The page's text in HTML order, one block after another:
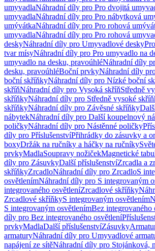
umyvadlaNáhradní díly pro Pro dvojitá
umyvadlaNáhradní díly pro Pro nábytková
umývátkaNáhradní díly pro Pro rohová
umyvadlaNáhradní díly pro Pro rohová
deskyNáhradní díly pro Umyvadlové desky
tvar mísyNáhradní díly pro Pro umyvadlo na
umyvadlo na desku, pravoúhléNáhradní díly
desku, pravoúhléBoční prvkyNáhradní díly
boční skříňkyNáhradní díly pro Nízké boční
skříňNáhradní díly pro Vysoká skříňStředně
skříňkyNáhradní díly pro Středně vysoké
skříňkyNáhradní díly pro Závěsné skříňky
nábytekNáhradní díly pro Další koupelnový
poličkyNáhradní díly pro Nástěnné poličky
díly pro PříslušenstvíPřihrádky do zásuvky a
boxyDržák na ručníky a háčky na ručníky
prvkyMadlaSoupravy nožičekMagnetické
díly pro ZásuvkyDalší příslušenstvíZrcadla a
skříňkyZrcadloNáhradní díly pro ZrcadloS
osvětlenímNáhradní díly pro S integrovaným
integrovaného osvětleníZrcadlové skříňky
Zrcadlové skříňkyS integrovaným osvětlením
S integrovaným osvětlenímBez integrovaného
díly pro Bez integrovaného osvětlení
prvkyMadlaDalší příslušenstvíZásuvky
armaturyNáhradní díly pro Umyvadlové
napájení ze sítěNáhradní díly pro Stojánková,